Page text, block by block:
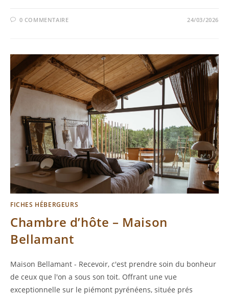
0 COMMENTAIRE 24/03/2026
FICHES HÉBERGEURS
Chambre d’hôte – Maison
Bellamant
Maison Bellamant - Recevoir, c'est prendre soin du bonheur
de ceux que l'on a sous son toit. Offrant une vue
exceptionnelle sur le piémont pyrénéens, située prés